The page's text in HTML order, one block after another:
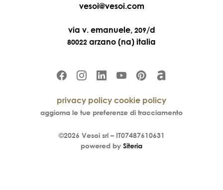
vesoi@vesoi.com
via v. emanuele, 209/d
80022 arzano (na) italia
privacy policy cookie policy
aggiorna le tue preferenze di tracciamento
©2026 Vesoisrl – IT07487610631
powered by Siteria